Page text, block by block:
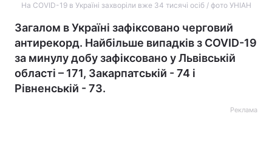
На COVID-19 в Україні захворіли вже 34 тисячі осіб / фото УНІАН
Загалом в Україні зафіксовано черговий
антирекорд. Найбільше випадків з COVID-19
за минулу добу зафіксовано у Львівській
області – 171, Закарпатській - 74 і
Рівненській - 73.
Реклама